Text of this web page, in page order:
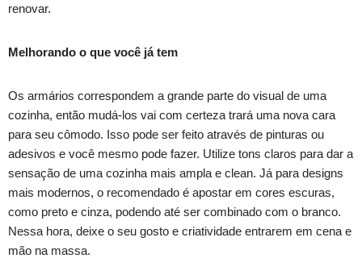
renovar.
Melhorando o que você já tem
Os armários correspondem a grande parte do visual de uma
cozinha, então mudá-los vai com certeza trará uma nova cara
para seu cômodo. Isso pode ser feito através de pinturas ou
adesivos e você mesmo pode fazer. Utilize tons claros para dar a
sensação de uma cozinha mais ampla e clean. Já para designs
mais modernos, o recomendado é apostar em cores escuras,
como preto e cinza, podendo até ser combinado com o branco.
Nessa hora, deixe o seu gosto e criatividade entrarem em cena e
mão na massa.